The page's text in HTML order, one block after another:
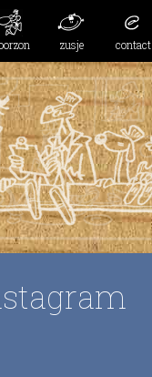
zusje contact